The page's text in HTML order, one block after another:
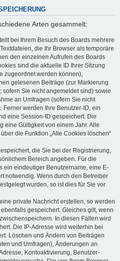
Arten gesammelt:
bei Ihrem Besuch des Boards mehrere
die Ihr Browser als temporäre
den einzelnen Aufrufen des Boards
sind die aktuelle ID Ihrer Sitzung
zugeordnet werden können),
gelesenen Beiträge (zur Markierung
Sie nicht angemeldet sind) sowie
an Umfragen (sofern Sie nicht
werden Ihre Benutzer-ID, ein
eine Session-ID gespeichert. Die
eine Gültigkeit von einem Jahr. Alle
die Funktion „Alle Cookies löschen“
die Sie bei der Registrierung,
Bereich angeben. Für die
ein eindeutiger Benutzername, eine E-
notwendig. Wenn durch den Betreiber
wurden, so ist dies für Sie vor
private Nachricht erstellen, so werden
gespeichert. Gleiches gilt, wenn
In diesen Fällen wird
Die IP-Adresse wird weiterhin bei
Löschen und Ändern von Beiträgen
und Umfragen), Änderungen an
Kontoaktivierung, Benutzer-